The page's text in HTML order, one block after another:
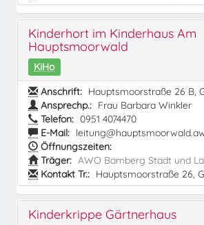
Kinderhort im Kinderhaus Am
Hauptsmoorwald
KiHo
Anschrift: Hauptsmoorstraße 26 B,
Ansprechp.: Frau Barbara Winkler
Telefon: 0951 4074470
E-Mail:
Öffnungszeiten:
Träger: AWO Bamberg Stadt und
Kontakt Tr.: Hauptsmoorstraße 26,
Kinderkrippe Gärtnerhaus